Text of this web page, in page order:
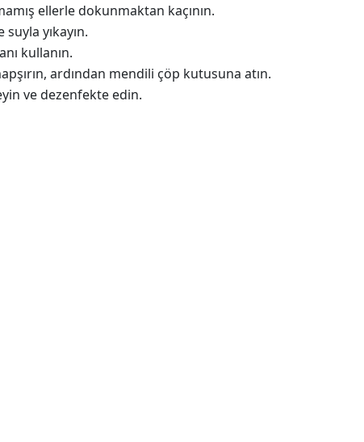
ellerle dokunmaktan kaçının.
yıkayın.
kullanın.
ardından mendili çöp kutusuna atın.
ve dezenfekte edin.